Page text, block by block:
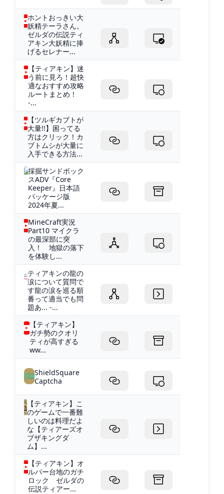
ホントおっきい大
妖精テーラさん。
ゼルダの伝説ティ
アキン大妖精に捧
げるセレナー...
【ティアキン】迷
う前に見ろ！超快
適なおすすめ攻略
ルートまとめ！
-...
【ツルギカブトが
大量!!】困ってる
方はクリック！カ
ブトムシが大量に
入手できる方法...
採掘サンドボック
スADV『Core
Keeper』日本語
パッケージ版
2024年夏...
MineCraft実況
Part10 マイクラ
の最深部に突
入！ 地獄の落下
を体験し...
ティアキンの龍の
涙について質問で
す龍の涙を巡る順
番って適当でも問
題あ... -...
【ティアキン】
ガチ勢のクオリ
ティが高すぎる
ww...
ShieldSquare
Captcha
【ティアキン】こ
のゲームで一番難
しいのは料理だよ
な【ティアーズオ
ブザキングダ
ム】...
【ティアキン】オ
ルパー台地のガチ
ロック ゼルダの
伝説ティアー...